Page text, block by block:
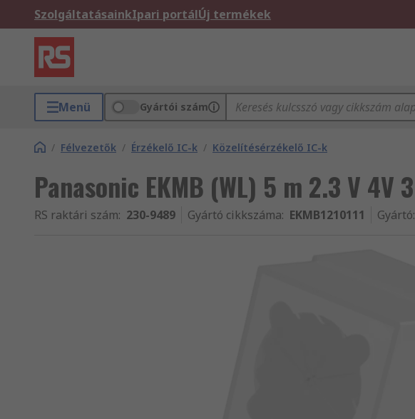
SzolgáltatásainkIpari portálÚj termékek
Menü Gyártói szám
/ Félvezetők / Érzékelő IC-k / Közelítésérzékelő IC-k
Panasonic EKMB (WL) 5 m 2.3 V 4V 3
RS raktári szám: 230-9489 Gyártó cikkszáma: EKMB1210111 Gyártó: